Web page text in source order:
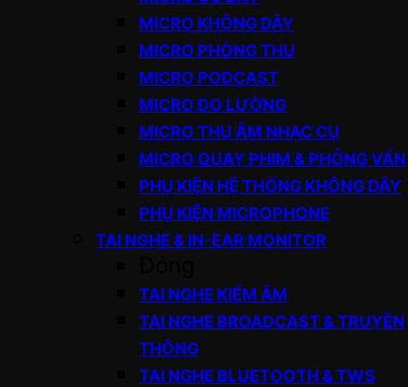
MICRO KHÔNG DÂY
MICRO PHÒNG THU
MICRO PODCAST
MICRO ĐO LƯỜNG
MICRO THU ÂM NHẠC CỤ
MICRO QUAY PHIM & PHỎNG VẤN
PHỤ KIỆN HỆ THỐNG KHÔNG DÂY
PHỤ KIỆN MICROPHONE
TAI NGHE & IN-EAR MONITOR
TAI NGHE KIỂM ÂM
TAI NGHE BROADCAST & TRUYỀN
THÔNG
TAI NGHE BLUETOOTH & TWS